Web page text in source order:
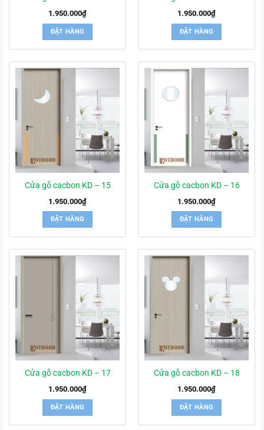
1.950.000₫
ĐẶT HÀNG
1.950.000₫
ĐẶT HÀNG
Cửa gỗ cacbon KD – 15
1.950.000₫
ĐẶT HÀNG
Cửa gỗ cacbon KD – 16
1.950.000₫
ĐẶT HÀNG
Cửa gỗ cacbon KD – 17
1.950.000₫
ĐẶT HÀNG
Cửa gỗ cacbon KD – 18
1.950.000₫
ĐẶT HÀNG